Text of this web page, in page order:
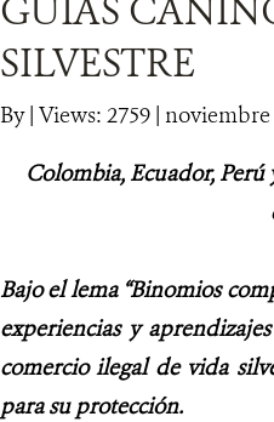
GUÍAS
SILVESTRE
By| Views: 2759| noviembre
Colombia, Ecuador,
Bajo el lema “Binomios
experiencias y
comercio ilegal de vida
para su protección.